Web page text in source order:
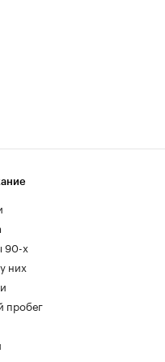
90-х
них
пробег